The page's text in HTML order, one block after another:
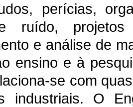
perícias,
ruído,
e análise de
ensino e à
se com
industriais. O